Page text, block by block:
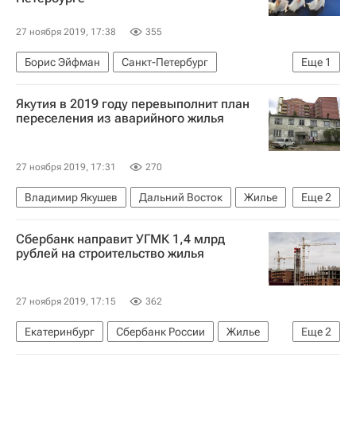
27 ноября 2019, 17:38 355
Еще 1
Борис Эйфман
Санкт-Петербург
Строительство
Якутия в 2019 году перевыполнит план
переселения из аварийного жилья
27 ноября 2019, 17:31 270
Еще2
Владимир Якушев Дальний Восток
Жилье
Аварийные дома
Республика Саха (Якутия)
Сбербанк направит УГМК 1,4 млрд
рублей на строительство жилья
27 ноября 2019, 17:15 362
Еще2
Екатеринбург Сбербанк России
Жилье
Строительство